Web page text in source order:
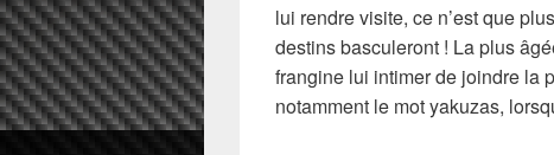
lui rendre visite, ce n’est que
destins basculeront ! La plus
frangine lui intimer de joindre la
notamment le mot yakuzas,